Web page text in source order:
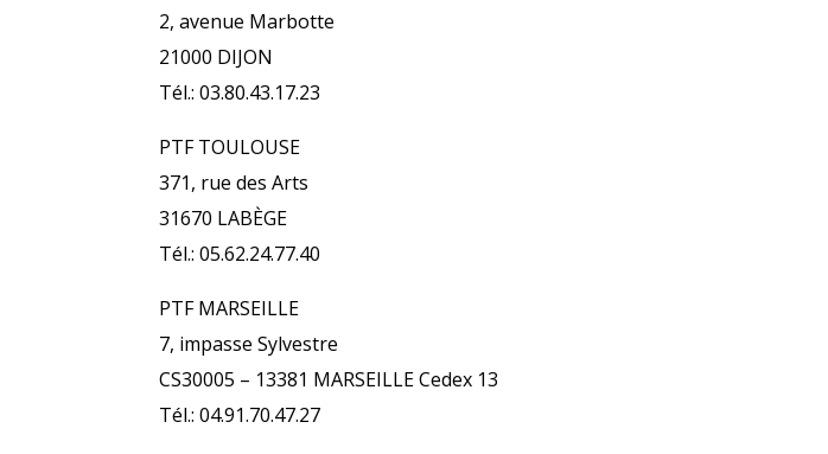
2, avenue Marbotte
21000 DIJON
Tél.: 03.80.43.17.23
PTF TOULOUSE
371, rue des Arts
31670 LABÈGE
Tél.: 05.62.24.77.40
PTF MARSEILLE
7, impasse Sylvestre
CS30005 – 13381 MARSEILLE Cedex 13
Tél.: 04.91.70.47.27